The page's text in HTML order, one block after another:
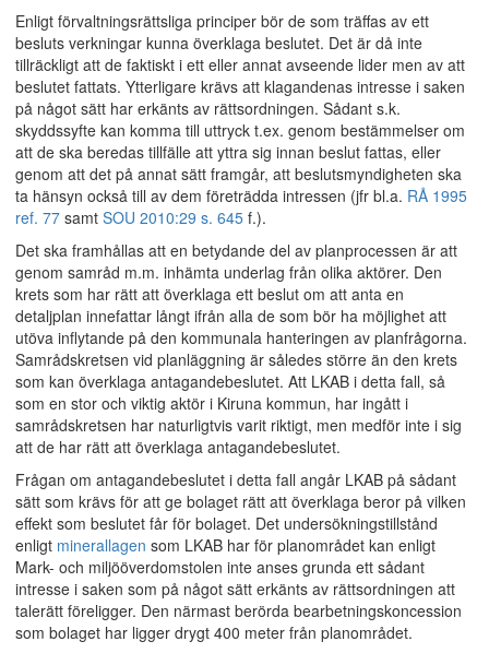
Enligt förvaltningsrättsliga principer bör de som träffas av ett
besluts verkningar kunna överklaga beslutet. Det är då inte
tillräckligt att de faktiskt i ett eller annat avseende lider men av att
beslutet fattats. Ytterligare krävs att klagandenas intresse i saken
på något sätt har erkänts av rättsordningen. Sådant s.k.
skyddssyfte kan komma till uttryck t.ex. genom bestämmelser om
att de ska beredas tillfälle att yttra sig innan beslut fattas, eller
genom att det på annat sätt framgår, att beslutsmyndigheten ska
ta hänsyn också till av dem företrädda intressen (jfr bl.a. RÅ 1995
ref. 77 samt SOU 2010:29 s. 645 f.).
Det ska framhållas att en betydande del av planprocessen är att
genom samråd m.m. inhämta underlag från olika aktörer. Den
krets som har rätt att överklaga ett beslut om att anta en
detaljplan innefattar långt ifrån alla de som bör ha möjlighet att
utöva inflytande på den kommunala hanteringen av planfrågorna.
Samrådskretsen vid planläggning är således större än den krets
som kan överklaga antagandebeslutet. Att LKAB i detta fall, så
som en stor och viktig aktör i Kiruna kommun, har ingått i
samrådskretsen har naturligtvis varit riktigt, men medför inte i sig
att de har rätt att överklaga antagandebeslutet.
Frågan om antagandebeslutet i detta fall angår LKAB på sådant
sätt som krävs för att ge bolaget rätt att överklaga beror på vilken
effekt som beslutet får för bolaget. Det undersökningstillstånd
enligt minerallagen som LKAB har för planområdet kan enligt
Mark- och miljööverdomstolen inte anses grunda ett sådant
intresse i saken som på något sätt erkänts av rättsordningen att
talerätt föreligger. Den närmast berörda bearbetningskoncession
som bolaget har ligger drygt 400 meter från planområdet.